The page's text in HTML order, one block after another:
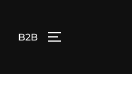
B2B ALTERNAR